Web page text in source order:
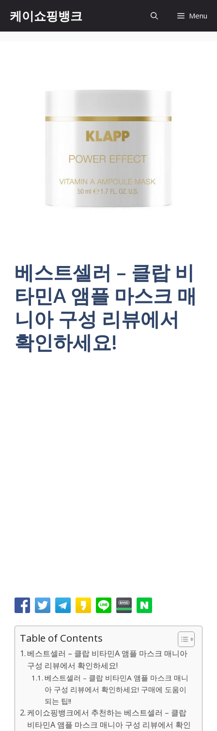
content
케이쇼핑뱅크 Menu
베스트셀러 – 클랍 비
타민A 앰플 마스크 매
니아 구성 리뷰에서
확인하세요!
Table of Contents
베스트셀러 – 클랍 비타민A 앰플 마스크 매니아
구성 리뷰에서 확인하세요!
베스트셀러 – 클랍 비타민A 앰플 마스크 매니
아 구성 리뷰에서 확인하세요! 구매에 도움이
되는 팁!!
케이쇼핑뱅크에서 추천하는 베스트셀러 – 클랍
비타민A 앰플 마스크 매니아 구성 리뷰에서 확인